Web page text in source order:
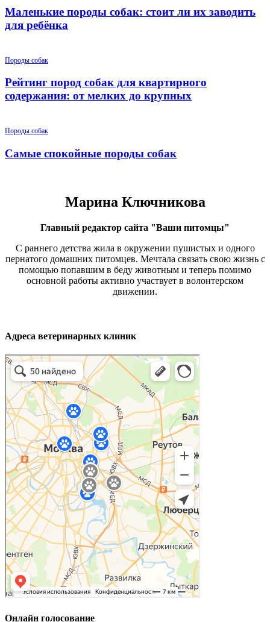
Маленькие породы собак: стоит ли их заводить
для ребёнка
Породы собак
Рейтинг пород собак для квартирного
содержания: от мелких до крупных
Породы собак
Самые спокойные породы собак
Марина Ключникова
Главный редактор сайта "Ваши питомцы"
С раннего детства жила в окружении пушистых и одного
пернатого домашних питомцев. Мечтала связать свою жизнь с
помощью попавшим в беду животным и теперь помимо
основной работы активно участвует в волонтерском
движении.
Адреса ветеринарных клиник
Онлайн голосование